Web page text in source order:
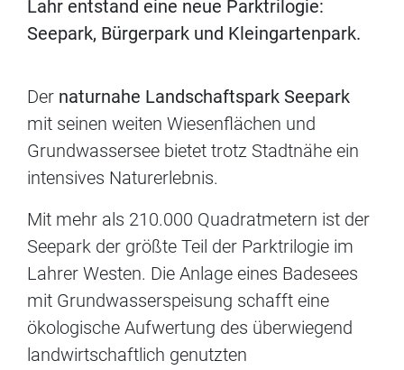
Lahr entstand eine neue Parktrilogie:
Seepark, Bürgerpark und Kleingartenpark.
Der naturnahe Landschaftspark Seepark
mit seinen weiten Wiesenflächen und
Grundwassersee bietet trotz Stadtnähe ein
intensives Naturerlebnis.
Mit mehr als 210.000 Quadratmetern ist der
Seepark der größte Teil der Parktrilogie im
Lahrer Westen. Die Anlage eines Badesees
mit Grundwasserspeisung schafft eine
ökologische Aufwertung des überwiegend
landwirtschaftlich genutzten